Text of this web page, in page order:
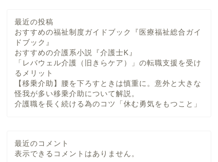
最近の投稿
おすすめの福祉制度ガイドブック『医療福祉総合ガイ
ドブック』
おすすめの介護系小説『介護士K』
「レバウェル介護（旧きらケア）」の転職支援を受け
るメリット
【移乗介助】腰を下ろすときは慎重に。意外と大きな
怪我が多い移乗介助について解説。
介護職を長く続ける為のコツ「休む勇気をもつこと」
最近のコメント
表示できるコメントはありません。